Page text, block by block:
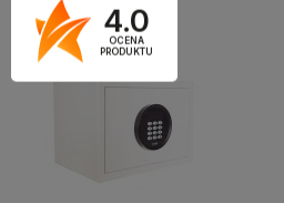
4.0
OCENA
PRODUKTU